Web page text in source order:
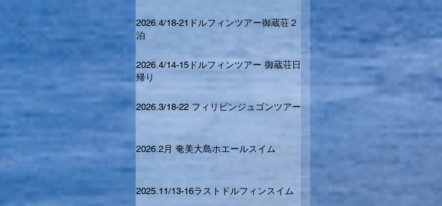
2026.4/18-21ドルフィンツアー御蔵荘２
泊
2026.4/14-15ドルフィンツアー 御蔵荘日
帰り
2026.3/18-22 フィリピンジュゴンツアー
2026.2月 奄美大島ホエールスイム
2025.11/13-16ラストドルフィンスイム